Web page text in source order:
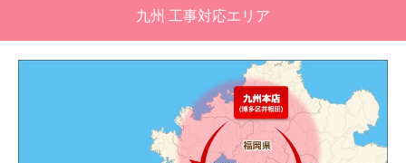
九州 工事対応エリア